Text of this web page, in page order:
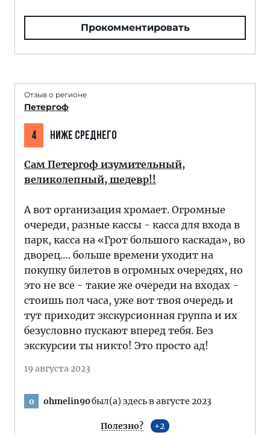
Прокомментировать
Отзыв о регионе
Петергоф
4 НИЖЕ СРЕДНЕГО
Сам Петергоф изумительный,
великолепный, шедевр!!
А вот организация хромает. Огромные
очереди, разные кассы - касса для входа в
парк, касса на «Грот большого каскада», во
дворец…. больше времени уходит на
покупку билетов в огромных очередях, но
это не все - такие же очереди на входах -
стоишь пол часа, уже вот твоя очередь и
тут приходит экскурсионная группа и их
безусловно пускают вперед тебя. Без
экскурсии ты никто! Это просто ад!
19 августа 2023
o ohmelin90был(а) здесь в августе 2023
Полезно? 2